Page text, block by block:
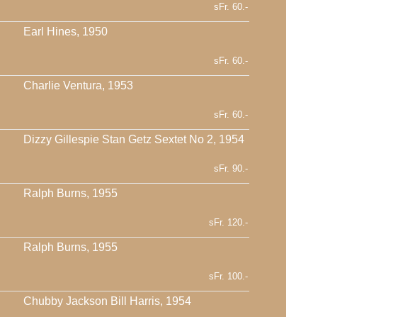
sFr. 60.-
Earl Hines, 1950
sFr. 60.-
Charlie Ventura, 1953
sFr. 60.-
Dizzy Gillespie Stan Getz Sextet No 2, 1954
sFr. 90.-
Ralph Burns, 1955
sFr. 120.-
Ralph Burns, 1955
sFr. 100.-
Chubby Jackson Bill Harris, 1954